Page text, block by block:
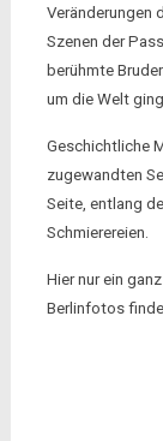
Veränderungen
Szenen der
berühmte
um die Welt
Geschichtliche
zugewandten
Seite, entlang
Schmierereien.
Hier nur ein
Berlinfotos